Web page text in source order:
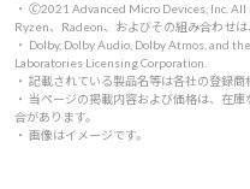
・ 🄫2021 Advanced Micro Devices, Inc.
Ryzen、Radeon、およびその組み合わせ
・ Dolby, Dolby Audio, Dolby Atmos, and
Laboratories Licensing Corporation.
・ 記載されている製品名等は各社の登録商
・ 当ページの掲載内容および価格は、在
合があります。
・ 画像はイメージです。